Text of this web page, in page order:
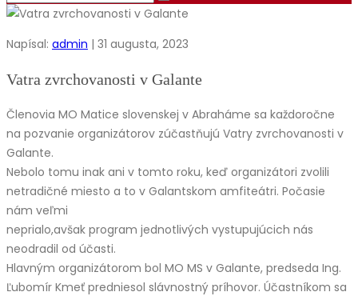
Napísal: admin | 31 augusta, 2023
Vatra zvrchovanosti v Galante
Členovia MO Matice slovenskej v Abraháme sa každoročne
na pozvanie organizátorov zúčastňujú Vatry zvrchovanosti v
Galante.
Nebolo tomu inak ani v tomto roku, keď organizátori zvolili
netradičné miesto a to v Galantskom amfiteátri. Počasie
nám veľmi
neprialo,avšak program jednotlivých vystupujúcich nás
neodradil od účasti.
Hlavným organizátorom bol MO MS v Galante, predseda Ing.
Ľubomír Kmeť predniesol slávnostný príhovor. Účastníkom sa